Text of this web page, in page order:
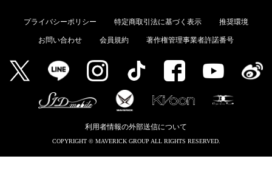
プライバシーポリシー 特定商取引法に基づく表示 推奨環境
お問い合わせ 会員規約 著作権管理事業者許諾番号
利用者情報の外部送信について
COPYRIGHT © MAVERICK GROUP ALL RIGHTS RESERVED.